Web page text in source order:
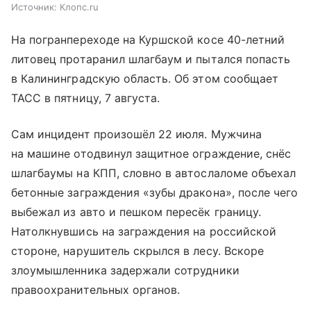
Источник: Клопс.ru
На погранпереходе на Куршской косе 40-летний
литовец протаранил шлагбаум и пытался попасть
в Калининградскую область. Об этом сообщает
ТАСС в пятницу, 7 августа.
Сам инцидент произошёл 22 июля. Мужчина
на машине отодвинул защитное ограждение, снёс
шлагбаумы на КПП, словно в автослаломе объехал
бетонные заграждения «зубы дракона», после чего
выбежал из авто и пешком пересёк границу.
Натолкнувшись на заграждения на российской
стороне, нарушитель скрылся в лесу. Вскоре
злоумышленника задержали сотрудники
правоохранительных органов.